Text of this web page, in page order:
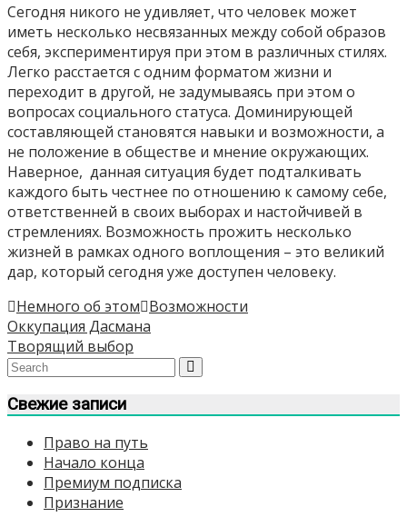
Сегодня никого не удивляет, что человек может
иметь несколько несвязанных между собой образов
себя, экспериментируя при этом в различных стилях.
Легко расстается с одним форматом жизни и
переходит в другой, не задумываясь при этом о
вопросах социального статуса. Доминирующей
составляющей становятся навыки и возможности, а
не положение в обществе и мнение окружающих.
Наверное, данная ситуация будет подталкивать
каждого быть честнее по отношению к самому себе,
ответственней в своих выборах и настойчивей в
стремлениях. Возможность прожить несколько
жизней в рамках одного воплощения – это великий
дар, который сегодня уже доступен человеку.
Немного об этом Возможности
Навигация
по
записям
Оккупация Дасмана
Творящий выбор
Свежие записи
Право на путь
Начало конца
Премиум подписка
Признание